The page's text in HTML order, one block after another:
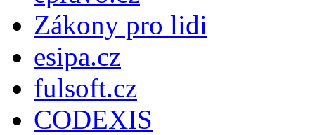
Zákony pro lidi
esipa.cz
fulsoft.cz
CODEXIS